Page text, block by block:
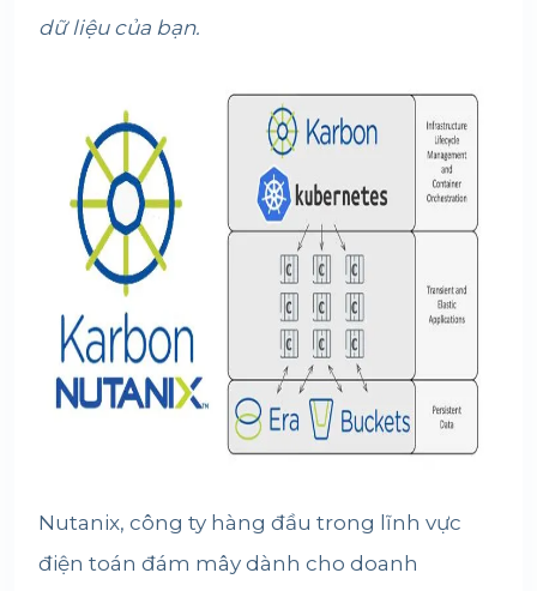
dữ liệu của bạn.
Nutanix, công ty hàng đầu trong lĩnh vực
điện toán đám mây dành cho doanh